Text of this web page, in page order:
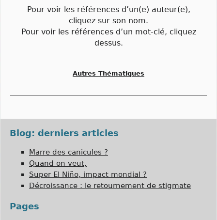
Pour voir les références d’un(e) auteur(e),
cliquez sur son nom.
Pour voir les références d’un mot-clé, cliquez
dessus.
Autres Thématiques
Blog: derniers articles
Marre des canicules ?
Quand on veut,
Super El Niño, impact mondial ?
Décroissance : le retournement de stigmate
Pages